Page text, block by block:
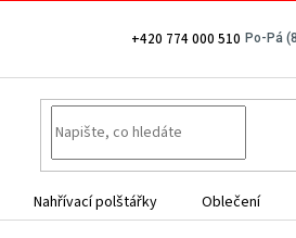
+420 774 000 510
Nahřívací polštářky Oblečení